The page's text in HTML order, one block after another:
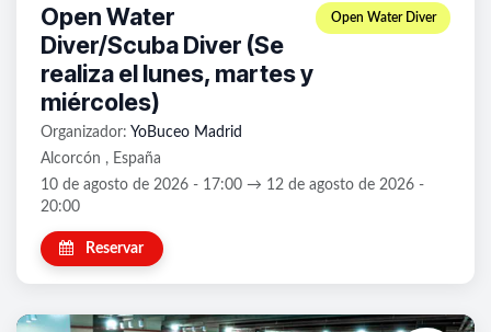
Open Water
Diver/Scuba Diver (Se
realiza el lunes, martes y
miércoles)
Open Water Diver
Organizador: YoBuceo Madrid
Alcorcón , España
10 de agosto de 2026 - 17:00 → 12 de agosto de 2026 -
20:00
Reservar